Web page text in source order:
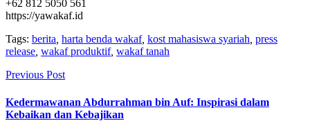
+62 812 5050 561
https://yawakaf.id
Tags: berita, harta benda wakaf, kost mahasiswa syariah, press
release, wakaf produktif, wakaf tanah
Previous Post
Kedermawanan Abdurrahman bin Auf: Inspirasi dalam
Kebaikan dan Kebajikan